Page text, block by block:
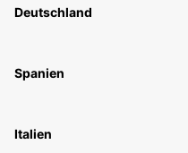
Deutschland
Spanien
Italien